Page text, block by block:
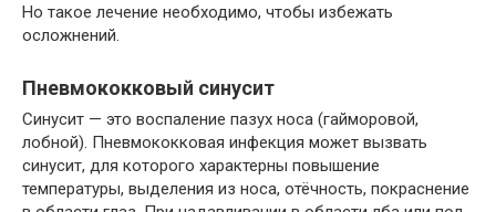
Но такое лечение необходимо, чтобы избежать
осложнений.
Пневмококковый синусит
Синусит — это воспаление пазух носа (гайморовой,
лобной). Пневмококковая инфекция может вызвать
синусит, для которого характерны повышение
температуры, выделения из носа, отёчность, покраснение